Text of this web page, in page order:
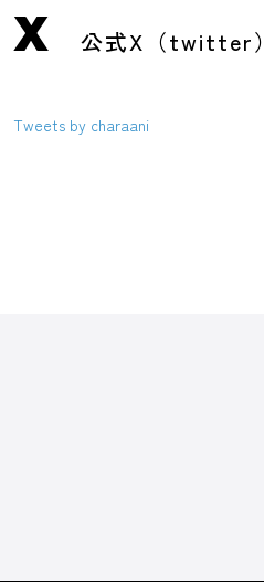
X 公式X（twitter）
Tweets by charaani